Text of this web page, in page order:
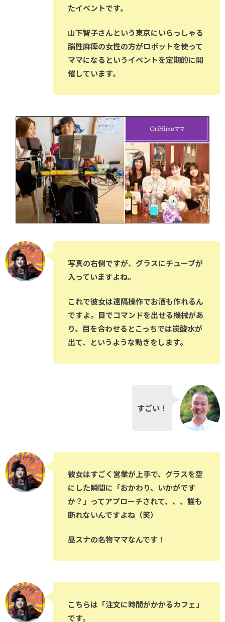
たイベントです。
山下智子さんという東京にいらっしゃる
脳性麻痺の女性の方がロボットを使って
ママになるというイベントを定期的に開
催しています。
写真の右側ですが、グラスにチューブが
入っていますよね。
これで彼女は遠隔操作でお酒も作れるん
ですよ。目でコマンドを出せる機械があ
り、目を合わせるとこっちでは炭酸水が
出て、というような動きをします。
すごい！
彼女はすごく営業が上手で、グラスを空
にした瞬間に「おかわり、いかがです
か？」ってアプローチされて、、、誰も
断れないんですよね（笑）
昼スナの名物ママなんです！
こちらは「注文に時間がかかるカフェ」
です。